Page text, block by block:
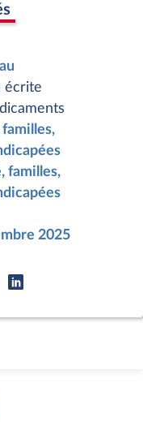
écrite
familles,
familles,
2025